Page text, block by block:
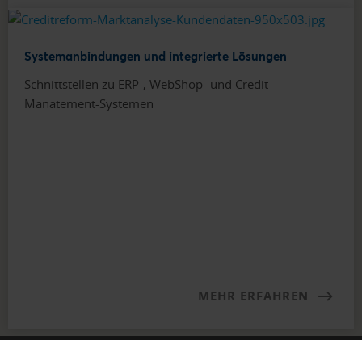
Systemanbindungen und integrierte Lösungen
Schnittstellen zu ERP-, WebShop- und Credit
Manatement-Systemen
MEHR ERFAHREN